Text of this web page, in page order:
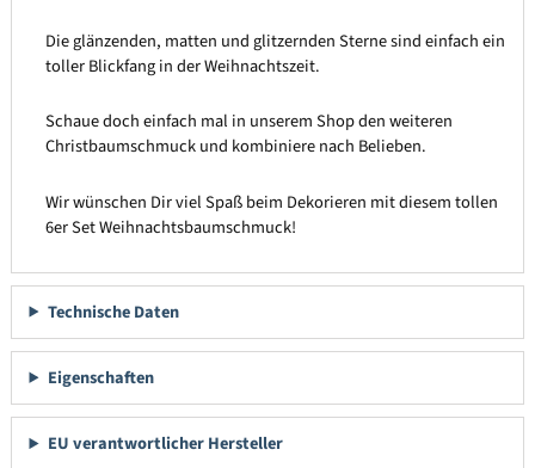
Die glänzenden, matten und glitzernden Sterne sind einfach ein
toller Blickfang in der Weihnachtszeit.
Schaue doch einfach mal in unserem Shop den weiteren
Christbaumschmuck und kombiniere nach Belieben.
Wir wünschen Dir viel Spaß beim Dekorieren mit diesem tollen
6er Set Weihnachtsbaumschmuck!
Technische Daten
Eigenschaften
EU verantwortlicher Hersteller